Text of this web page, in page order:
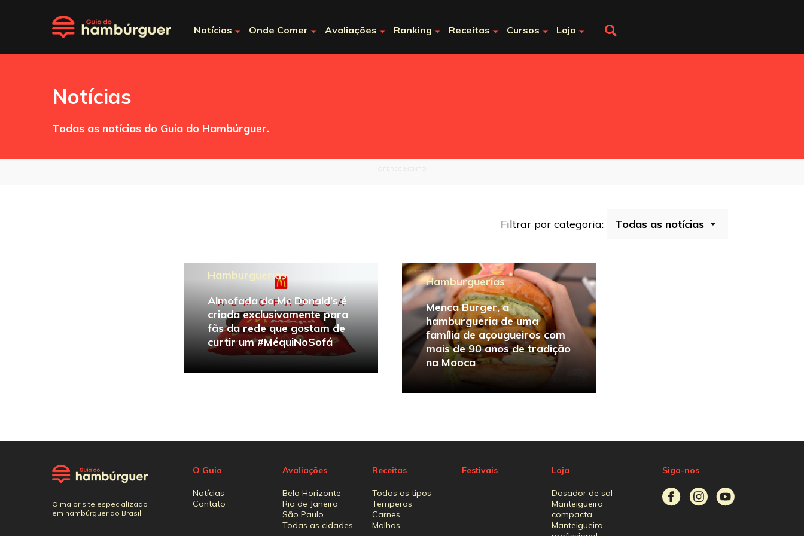
Notícias Onde Comer Avaliações Ranking Receitas Cursos Loja
Notícias
Todas as notícias do Guia do Hambúrguer.
Filtrar por categoria:
Hamburguerias
Almofada do Mc Donald’s é
criada exclusivamente para
fãs da rede que gostam de
curtir um #MéquiNoSofá
Hamburguerias
Menca Burger, a
hamburgueria de uma
família de açougueiros com
mais de 90 anos de tradição
na Mooca
O maior site especializado
em hambúrguer do Brasil
O Guia
Notícias
Contato
Avaliações
Belo Horizonte
Rio de Janeiro
São Paulo
Todas as cidades
Receitas
Todos os tipos
Temperos
Carnes
Molhos
Festivais Loja
Dosador de sal
Manteigueira
compacta
Manteigueira
Siga-nos